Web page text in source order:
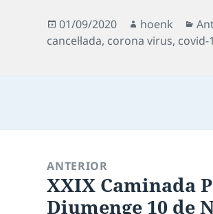
Publicat
el
01/09/2020 Autor
hoenk
cancel·lada, corona virus, covid-
d'entradesANTERIOR
Entrada
anterior:
XXIX Caminada
Diumenge 10 de